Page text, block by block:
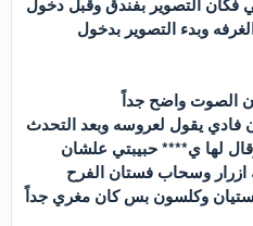
وبدء التصوير بدخول
الصوت واضح جداً
فادي يقول لعروسه وبعد التحدث
لها ي**** حبيبتي علشان
ازرار وسحاب فستان الفرح
وكلسون بس كان مغري جداً